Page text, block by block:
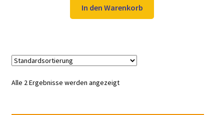
war:
54,54 €
ist:
27,97 €.
In den Warenkorb
Alle 2 Ergebnisse werden angezeigt